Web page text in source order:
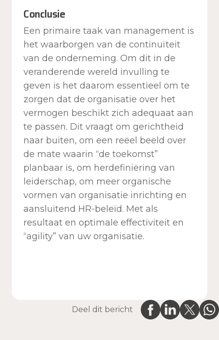
Conclusie
Een primaire taak van management is
het waarborgen van de continuïteit
van de onderneming. Om dit in de
veranderende wereld invulling te
geven is het daarom essentieel om te
zorgen dat de organisatie over het
vermogen beschikt zich adequaat aan
te passen. Dit vraagt om gerichtheid
naar buiten, om een reëel beeld over
de mate waarin “de toekomst”
planbaar is, om herdefiniëring van
leiderschap, om meer organische
vormen van organisatie inrichting en
aansluitend HR-beleid. Met als
resultaat en optimale effectiviteit en
“agility” van uw organisatie.
Deel dit bericht